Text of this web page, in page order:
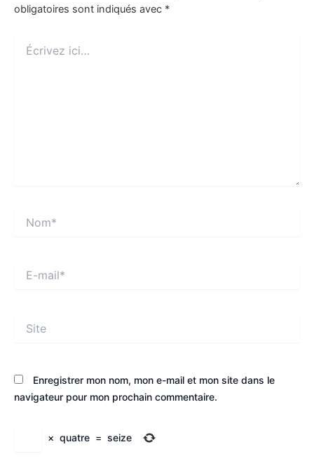
obligatoires sont indiqués avec *
ici…
mail*
Enregistrer mon nom, mon e-mail et mon site dans le
navigateur pour mon prochain commentaire.
× quatre = seize